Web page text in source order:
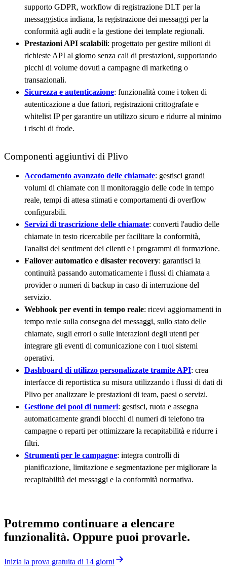
supporto GDPR, workflow di registrazione DLT per la
messaggistica indiana, la registrazione dei messaggi per la
conformità agli audit e la gestione dei template regionali.
Prestazioni API scalabili: progettato per gestire milioni di
richieste API al giorno senza cali di prestazioni, supportando
picchi di volume dovuti a campagne di marketing o
transazionali.
Sicurezza e autenticazione: funzionalità come i token di
autenticazione a due fattori, registrazioni crittografate e
whitelist IP per garantire un utilizzo sicuro e ridurre al minimo
i rischi di frode.
Componenti aggiuntivi di Plivo
Accodamento avanzato delle chiamate: gestisci grandi
volumi di chiamate con il monitoraggio delle code in tempo
reale, tempi di attesa stimati e comportamenti di overflow
configurabili.
Servizi di trascrizione delle chiamate: converti l'audio delle
chiamate in testo ricercabile per facilitare la conformità,
l'analisi del sentiment dei clienti e i programmi di formazione.
Failover automatico e disaster recovery: garantisci la
continuità passando automaticamente i flussi di chiamata a
provider o numeri di backup in caso di interruzione del
servizio.
Webhook per eventi in tempo reale: ricevi aggiornamenti in
tempo reale sulla consegna dei messaggi, sullo stato delle
chiamate, sugli errori o sulle interazioni degli utenti per
integrare gli eventi di comunicazione con i tuoi sistemi
operativi.
Dashboard di utilizzo personalizzate tramite API: crea
interfacce di reportistica su misura utilizzando i flussi di dati di
Plivo per analizzare le prestazioni di team, paesi o servizi.
Gestione dei pool di numeri: gestisci, ruota e assegna
automaticamente grandi blocchi di numeri di telefono tra
campagne o reparti per ottimizzare la recapitabilità e ridurre i
filtri.
Strumenti per le campagne: integra controlli di
pianificazione, limitazione e segmentazione per migliorare la
recapitabilità dei messaggi e la conformità normativa.
Potremmo continuare a elencare
funzionalità. Oppure puoi provarle.
Inizia la prova gratuita di 14 giorni